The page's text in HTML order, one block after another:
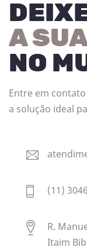
A
NO
Entre em
a solução ideal
(11)
R.
Itaim